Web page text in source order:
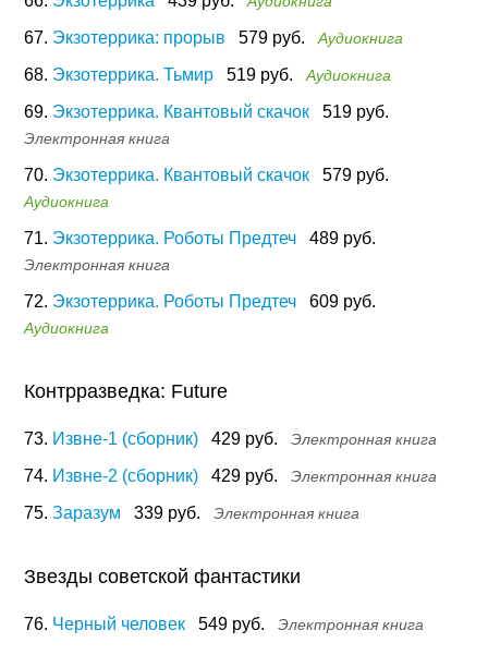
67. Экзотеррика: прорыв 579 руб. Аудиокнига
68. Экзотеррика. Тьмир 519 руб. Аудиокнига
69. Экзотеррика. Квантовый скачок 519 руб.
Электронная книга
70. Экзотеррика. Квантовый скачок 579 руб.
Аудиокнига
71. Экзотеррика. Роботы Предтеч 489 руб.
Электронная книга
72. Экзотеррика. Роботы Предтеч 609 руб.
Аудиокнига
Контрразведка: Future
73. Извне-1 (сборник) 429 руб. Электронная книга
74. Извне-2 (сборник) 429 руб. Электронная книга
75. Заразум 339 руб. Электронная книга
Звезды советской фантастики
76. Черный человек 549 руб. Электронная книга